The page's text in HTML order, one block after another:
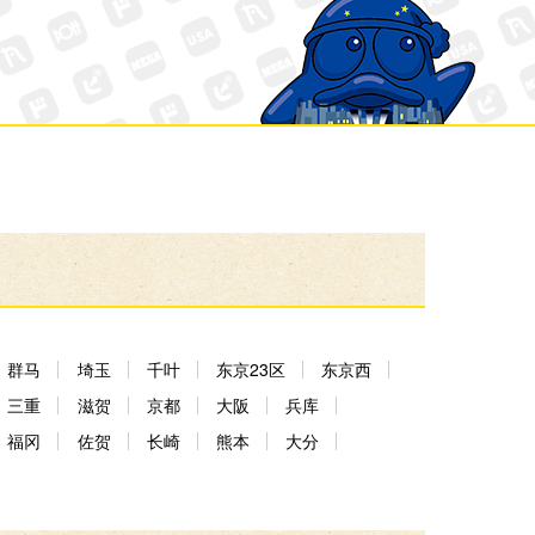
群马 埼玉 千叶 东京23区
东京西
三重
滋贺 京都 大阪
兵库
福冈
佐贺 长崎 熊本 大分